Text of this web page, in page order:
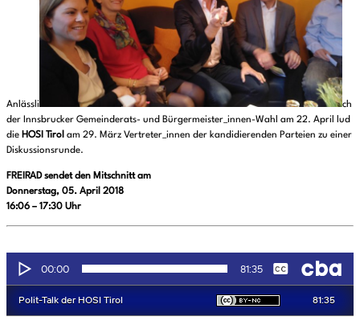
Anlässli
ch
der Innsbrucker Gemeinderats- und Bürgermeister_innen-Wahl am 22. April lud
die HOSI Tirol am 29. März Vertreter_innen der kandidierenden Parteien zu einer
Diskussionsrunde.
FREIRAD sendet den Mitschnitt am
Donnerstag, 05. April 2018
16:06 – 17:30 Uhr